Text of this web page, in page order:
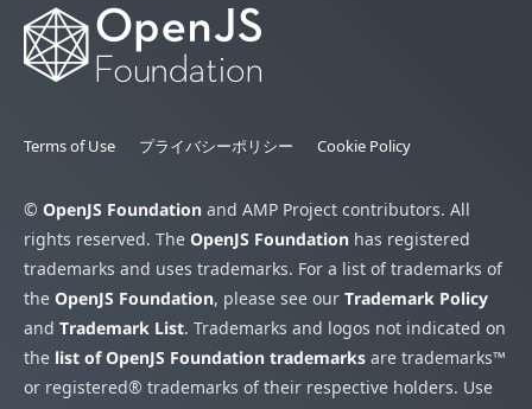
Terms of Use プライバシーポリシー Cookie Policy
© OpenJS Foundation and AMP Project contributors. All
rights reserved. The OpenJS Foundation has registered
trademarks and uses trademarks. For a list of trademarks of
the OpenJS Foundation, please see our Trademark Policy
and Trademark List. Trademarks and logos not indicated on
the list of OpenJS Foundation trademarks are trademarks™
or registered® trademarks of their respective holders. Use